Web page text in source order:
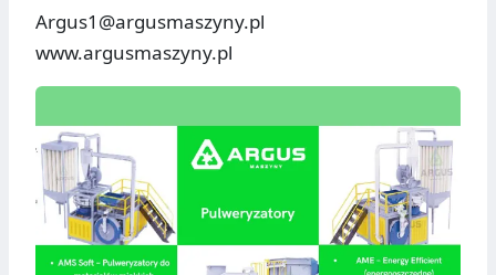
Argus1@argusmaszyny.pl
www.argusmaszyny.pl